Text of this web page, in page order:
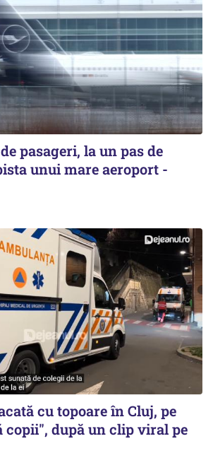
pasageri, la un pas de
unui mare aeroport -
cu topoare în Cluj, pe
după un clip viral pe